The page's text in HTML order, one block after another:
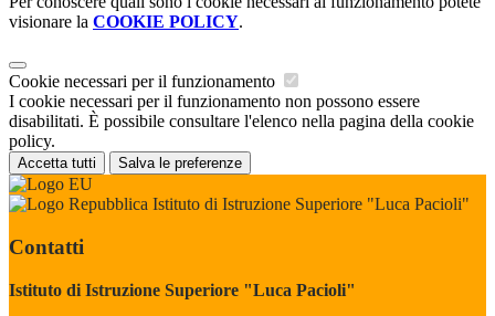
visionare la COOKIE POLICY.
Cookie necessari per il funzionamento
I cookie necessari per il funzionamento non possono essere
disabilitati. È possibile consultare l'elenco nella pagina della cookie
policy.
Accetta tutti Salva le preferenze
Istituto di Istruzione Superiore "Luca Pacioli"
Contatti
Istituto di Istruzione Superiore "Luca Pacioli"